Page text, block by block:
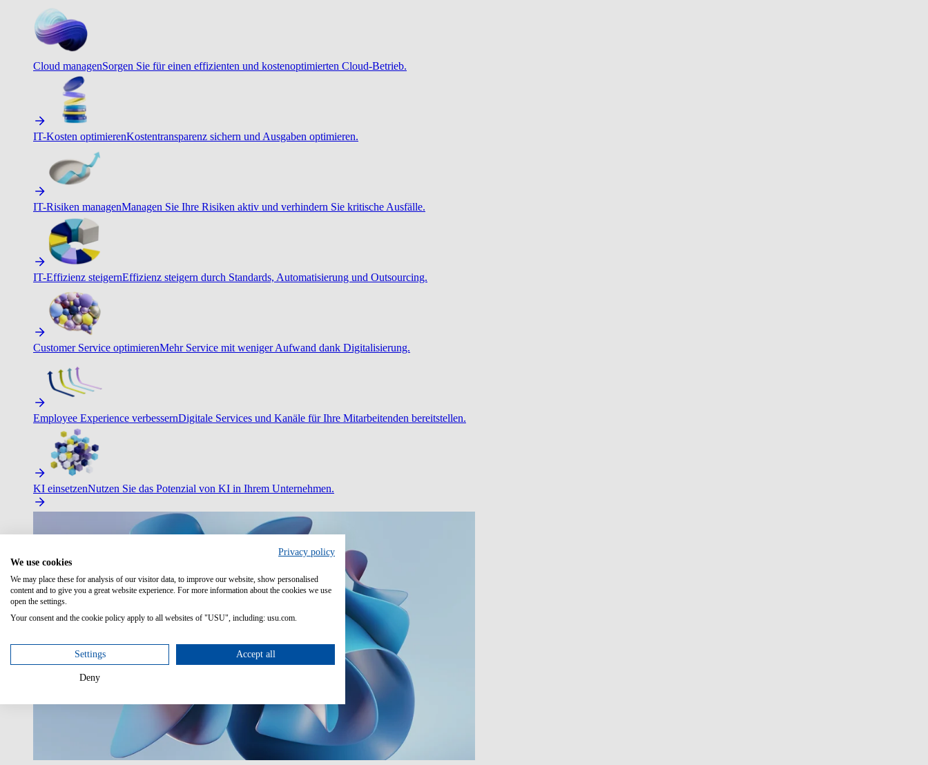
Cloud managenSorgen Sie für einen effizienten und kostenoptimierten Cloud-Betrieb.
IT-Kosten optimierenKostentransparenz sichern und Ausgaben optimieren.
IT-Risiken managenManagen Sie Ihre Risiken aktiv und verhindern Sie kritische Ausfälle.
IT-Effizienz steigernEffizienz steigern durch Standards, Automatisierung und Outsourcing.
Customer Service optimierenMehr Service mit weniger Aufwand dank Digitalisierung.
Employee Experience verbessernDigitale Services und Kanäle für Ihre Mitarbeitenden bereitstellen.
KI einsetzenNutzen Sie das Potenzial von KI in Ihrem Unternehmen.
Privacy policy
We use cookies
We may place these for analysis of our visitor data, to improve our website, show personalised
content and to give you a great website experience. For more information about the cookies we use
open the settings.
Your consent and the cookie policy apply to all websites of "USU", including: usu.com.
Settings Accept all
Deny